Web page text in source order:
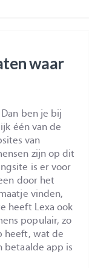
waar
ben je bij
één van de
van
zijn op dit
is er voor
door het
vinden,
heeft Lexa ook
populair, zo
heeft, wat de
betaalde app is